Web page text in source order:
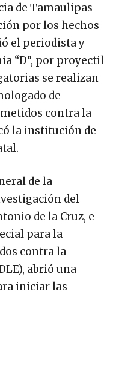
de Tamaulipas
por los hechos
el periodista y
“D”, por proyectil
se realizan
de
contra la
la institución de
de la
del
de la Cruz, e
para la
contra la
abrió una
iniciar las